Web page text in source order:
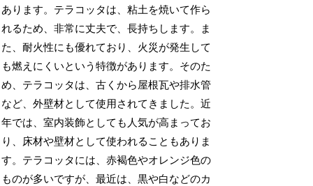
あります。テラコッタは、粘土を焼いて作ら
れるため、非常に丈夫で、長持ちします。ま
た、耐火性にも優れており、火災が発生して
も燃えにくいという特徴があります。そのた
め、テラコッタは、古くから屋根瓦や排水管
など、外壁材として使用されてきました。近
年では、室内装飾としても人気が高まってお
り、床材や壁材として使われることもありま
す。テラコッタには、赤褐色やオレンジ色の
ものが多いですが、最近は、黒や白などのカ